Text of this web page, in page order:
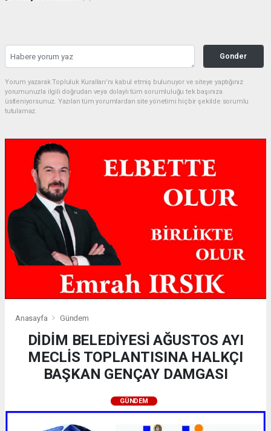
Gonder
Yorum yazarak Topluluk Kuralları’nı kabul etmiş bulunuyor ve siteye yaptığınız
yorumunuzla ilgili doğrudan veya dolaylı tüm sorumluluğu tek başınıza
üstleniyorsunuz. Yazılan tüm yorumlardan site yönetimi hiçbir şekilde sorumlu
tutulamaz.
Anasayfa Gündem
DİDİM BELEDİYESİ AĞUSTOS AYI
MECLİS TOPLANTISINA HALKÇI
BAŞKAN GENÇAY DAMGASI
GÜNDEM